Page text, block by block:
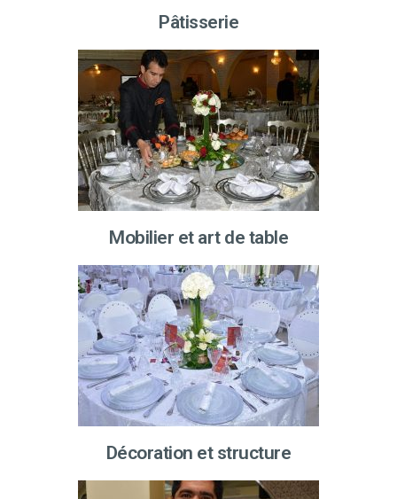
Pâtisserie
Mobilier et art de table
Décoration et structure